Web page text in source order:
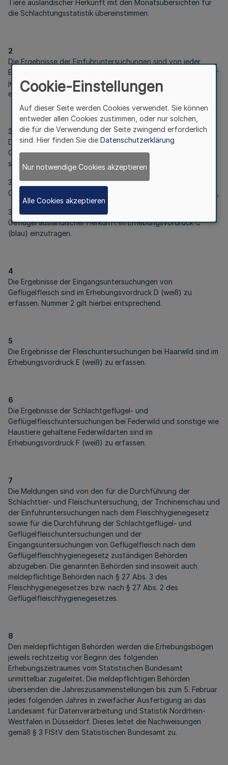
Tiere ausländischer Herkunft mit den Monatsübersichten für
die Schlachtungsstatistik übereinstimmen.
2
Die Ergebnisse der Einfuhruntersuchungen sind von jeder
Einfuhruntersuchungsstelle im Erhebungsvordruck B (weiß) für
jedes Ursprungsland getrennt einzutragen und außerdem in
einer Gesamtzusammenstellung zusammenzufassen.
3
Die Ergebnisse der Schlachtgeflügel- und
Geflügelfleischuntersuchungen bei Schlachtungen im Inland
sind für
3.1
Geflügel inländischer Herkunft im Erhebungsvordruck C (gelb),
3.2
Geflügel ausländischer Herkunft im Erhebungsvordruck C
(blau) einzutragen.
4
Die Ergebnisse der Eingangsuntersuchungen von
Geflügelfleisch sind im Erhebungsvordruck D (weiß) zu
erfassen. Nummer 2 gilt hierbei entsprechend.
5
Die Ergebnisse der Fleischuntersuchungen bei Haarwild sind im
Erhebungsvordruck E (weiß) zu erfassen.
6
Die Ergebnisse der Schlachtgeflügel- und
Geflügelfleischuntersuchungen bei Federwild und sonstige wie
Haustiere gehaltene Federwildarten sind im
Erhebungsvordruck F (weiß) zu erfassen.
7
Die Meldungen sind von den für die Durchführung der
Schlachttier- und Fleischuntersuchung, der Trichinenschau und
der Einfuhruntersuchungen nach dem Fleischhygienegesetz
sowie für die Durchführung der Schlachtgeflügel- und
Geflügelfleischuntersuchungen und der
Eingangsuntersuchungen von Geflügelfleisch nach dem
Geflügelfleischhygienegesetz zuständigen Behörden
abzugeben. Die genannten Behörden sind insoweit auch
meldepflichtige Behörden nach § 27 Abs. 3 des
Fleischhygienegesetzes bzw. nach § 27 Abs. 2 des
Geflügelfleischhygienegesetzes.
8
Den meldepflichtigen Behörden werden die Erhebungsbögen
jeweils rechtzeitig vor Beginn des folgenden
Erhebungszeitraumes vom Statistischen Bundesamt
unmittelbar zugeleitet. Die meldepflichtigen Behörden
übersenden die Jahreszusammenstellungen bis zum 5. Februar
jedes folgenden Jahres in zweifacher Ausfertigung an das
Landesamt für Datenverarbeitung und Statistik Nordrhein-
Westfalen in Düsseldorf. Dieses leitet die Nachweisungen
gemäß § 3 FIStV dem Statistischen Bundesamt zu.
Cookie-Einstellungen
Auf dieser Seite werden Cookies verwendet. Sie können
entweder allen Cookies zustimmen, oder nur solchen,
die für die Verwendung der Seite zwingend erforderlich
sind. Hier finden Sie die Datenschutzerklärung
Nur notwendige Cookies akzeptieren
Alle Cookies akzeptieren